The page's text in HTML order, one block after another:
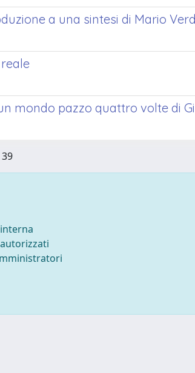
a una sintesi di Mario
mondo pazzo quattro volte di